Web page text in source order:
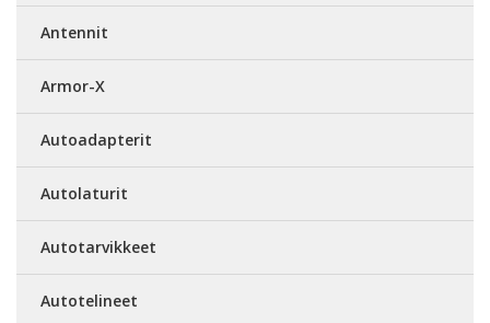
Antennit
Armor-X
Autoadapterit
Autolaturit
Autotarvikkeet
Autotelineet